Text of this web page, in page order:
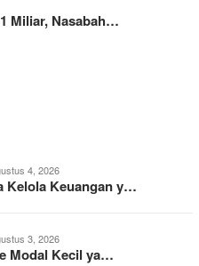
Miliar, Nasabah…
4, 2026
Kelola Keuangan y…
3, 2026
Modal Kecil ya…